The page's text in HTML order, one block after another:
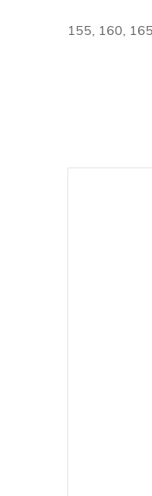
155, 160,